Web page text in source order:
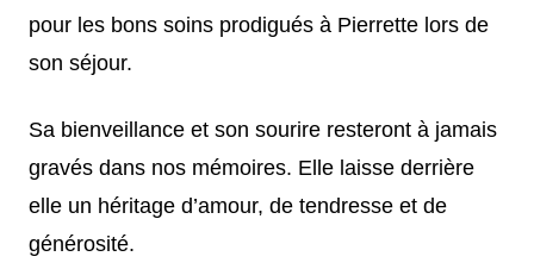
pour les bons soins prodigués à Pierrette lors de
son séjour.
Sa bienveillance et son sourire resteront à jamais
gravés dans nos mémoires. Elle laisse derrière
elle un héritage d’amour, de tendresse et de
générosité.